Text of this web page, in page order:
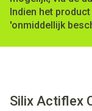
Indien het
'onmiddellijk
Silix Actiflex